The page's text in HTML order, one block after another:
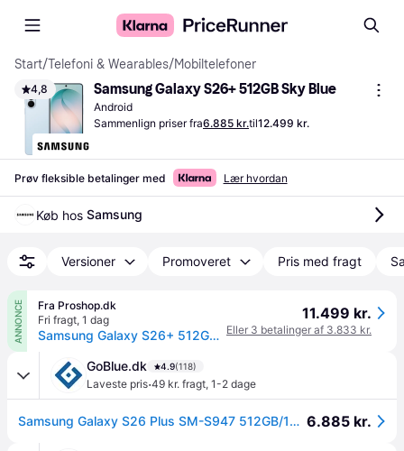
Start/Telefoni & Wearables/Mobiltelefoner
4,8 Samsung Galaxy S26+ 512GB Sky Blue
Android
Sammenlign priser fra6.885 kr.til12.499 kr.
Prøv fleksible betalinger med Lær hvordan
Køb hos Samsung
Versioner Promoveret Pris med fragt
ANNONCE
Fra Proshop.dk
Fri fragt, 1 dag
Samsung Galaxy S26+ 512GB/12GB - Sky Blue
11.499 kr.
Eller 3 betalinger af 3.833 kr.
GoBlue.dk 4.9(118)
Laveste pris·49 kr. fragt, 1-2 dage
Samsung Galaxy S26 Plus SM-S947 512GB/12GB - Sky Blue. 6.885 kr.